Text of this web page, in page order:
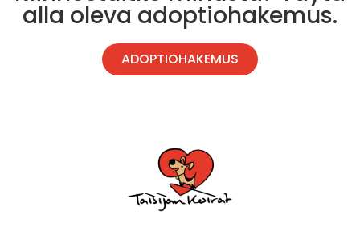
alla oleva adoptiohakemus.
ADOPTIOHAKEMUS